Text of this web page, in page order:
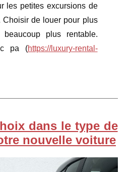
les petites excursions de
Choisir de louer pour plus
plus rentable.
pa (https://luxury-rental-
dans le type de
nouvelle voiture